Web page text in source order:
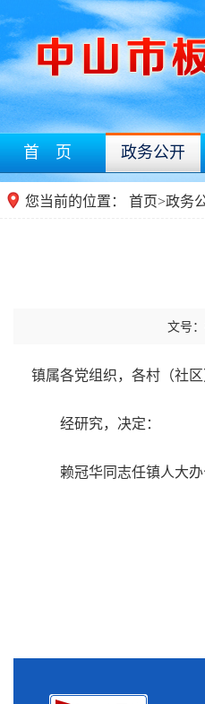
首 页 政务公开
您当前的位置： 首页>政务
文号
镇属各党组织，各村（社区
经研究，决定：
赖冠华同志任镇人大办